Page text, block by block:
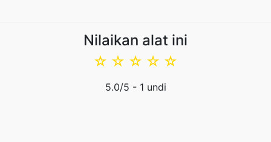
Nilaikan alat ini
☆
☆
☆
☆
☆
5.0/5 - 1 undi